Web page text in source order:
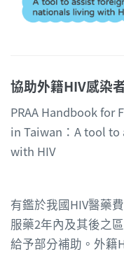
協助外籍HIV感染
PRAA Handbook for
in Taiwan：A tool
with HIV
有鑑於我國HIV醫藥
服藥2年內及其後之
給予部分補助。外籍